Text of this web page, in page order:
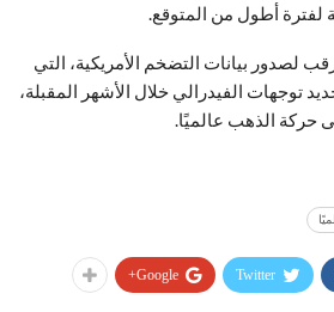
لفترة أطول من المتوقع.
لصدور بيانات التضخم الأمريكية، التي
توجهات الفيدرالي خلال الأشهر المقبلة،
حركة الذهب عالميًا.
Twitter
Google+